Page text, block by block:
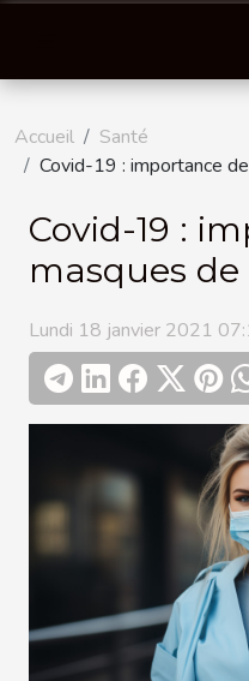
Accueil
Santé
Covid-19 : importance
Covid-19 :
masques
Lundi 18 janvier 2021